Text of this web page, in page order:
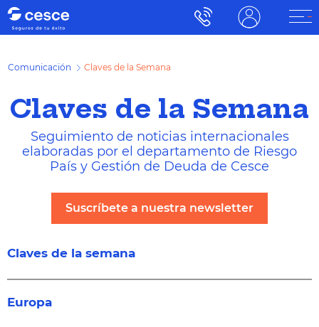
Comunicación Claves de la Semana
Claves de la Semana
Seguimiento de noticias internacionales
elaboradas por el departamento de Riesgo
País y Gestión de Deuda de Cesce
Suscríbete a nuestra newsletter
Claves de la semana
Europa